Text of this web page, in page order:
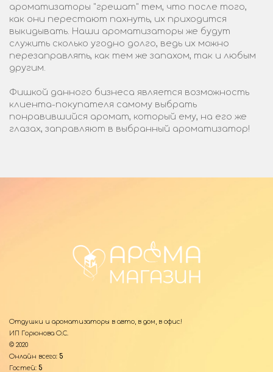
ароматизаторы "грешат" тем, что после того,
как они перестают пахнуть, их приходится
выкидывать. Наши ароматизаторы же будут
служить сколько угодно долго, ведь их можно
перезаправлять, как тем же запахом, так и любым
другим.
Фишкой данного бизнеса является возможность
клиента-покупателя самому выбрать
понравившийся аромат, который ему, на его же
глазах, заправляют в выбранный ароматизатор!
Отдушки и ароматизаторы в авто, в дом, в офис!
ИП Горюнова О.С.
© 2020
Онлайн всего: 5
Гостей: 5